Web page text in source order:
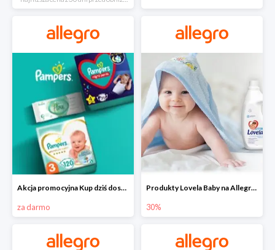
Akcja promocyjna Kup dziś dostawa jutro
za darmo
Produkty Lovela Baby na Allegro do -30%
30%